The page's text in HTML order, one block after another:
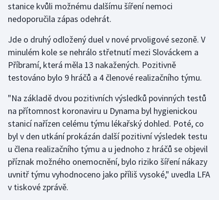
Gymnastika
Jezdectví
Judo
Krasobruslení
Lezení
Lyže a snowboard
Moderní pětiboj
stanice kvůli možnému dalšímu šíření nemoci
nedoporučila zápas odehrát.
Jde o druhý odložený duel v nové prvoligové sezoně. V
minulém kole se nehrálo střetnutí mezi Slováckem a
Příbramí, která měla 13 nakažených. Pozitivně
testováno bylo 9 hráčů a 4 členové realizačního týmu.
"Na základě dvou pozitivních výsledků povinných testů
na přítomnost koronaviru u Dynama byl hygienickou
stanicí nařízen celému týmu lékařský dohled. Poté, co
byl v den utkání prokázán další pozitivní výsledek testu
u člena realizačního týmu a u jednoho z hráčů se objevil
příznak možného onemocnění, bylo riziko šíření nákazy
uvnitř týmu vyhodnoceno jako příliš vysoké," uvedla LFA
v tiskové zprávě.